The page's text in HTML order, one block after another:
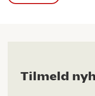
Tilmeld